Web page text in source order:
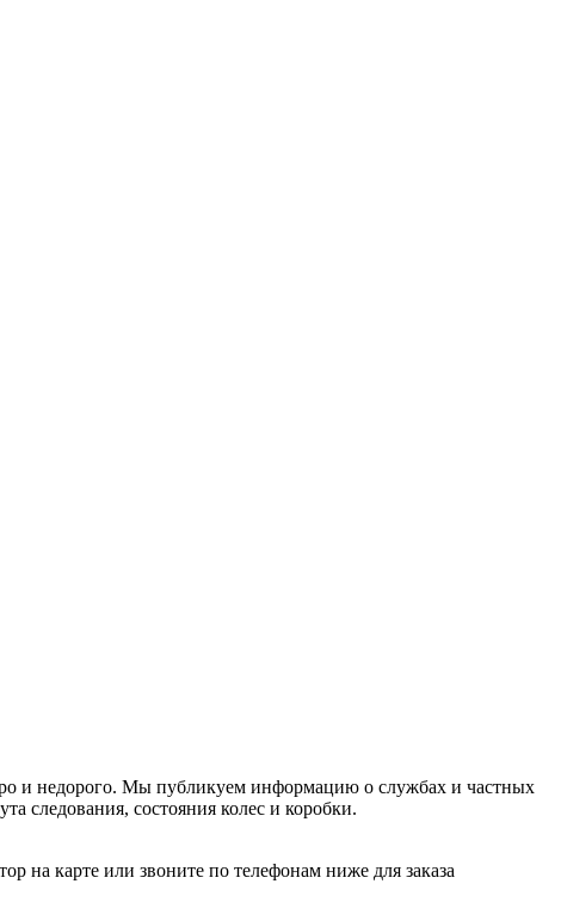
и недорого. Мы публикуем информацию о службах и частных
следования, состояния колес и коробки.
на карте или звоните по телефонам ниже для заказа